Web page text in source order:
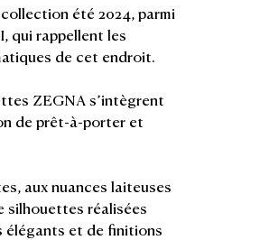
été 2024, parmi
qui rappellent les
de cet endroit.
ZEGNA s’intègrent
de prêt-à-porter et
aux nuances laiteuses
silhouettes réalisées
élégants et de finitions